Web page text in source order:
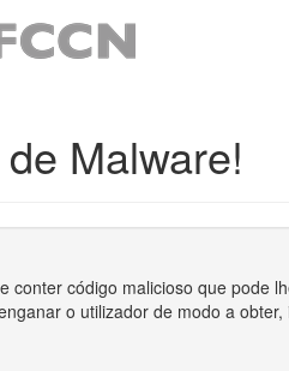
Malware!
conter código malicioso que pode
o utilizador de modo a